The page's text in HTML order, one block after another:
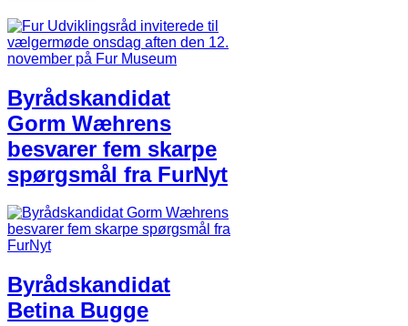
Byrådskandidat
Gorm Wæhrens
besvarer fem skarpe
spørgsmål fra FurNyt
Byrådskandidat
Betina Bugge